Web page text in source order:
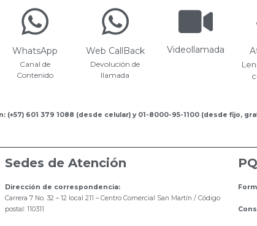
WhatsApp
Canal de
Contenido
Web CallBack
Devolución de
llamada
Videollamada
(+57) 601 379 1088 (desde celular) y 01-8000-95-1100 (desde fijo,
Sedes de Atención
Dirección de correspondencia:
Carrera 7 No. 32 – 12 local 211 – Centro Comercial San Martín / Código
postal: 110311